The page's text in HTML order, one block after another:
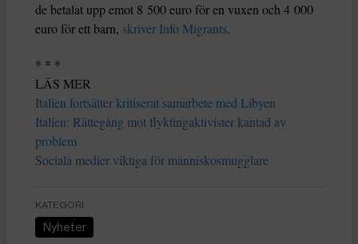
de betalat upp emot 8 500 euro för en vuxen och 4 000
euro för ett barn, skriver Info Migrants.
* * *
LÄS MER
Italien fortsätter kritiserat samarbete med Libyen
Italien: Rättegång mot flyktingaktivister kantad av
problem
Sociala medier viktiga för människosmugglare
KATEGORI
Nyheter